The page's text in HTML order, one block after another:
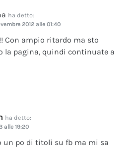
ha detto:
2012 alle 01:40
Con ampio ritardo ma sto
la pagina, quindi continuate a
ha detto:
alle 19:20
un po di titoli su fb ma mi sa